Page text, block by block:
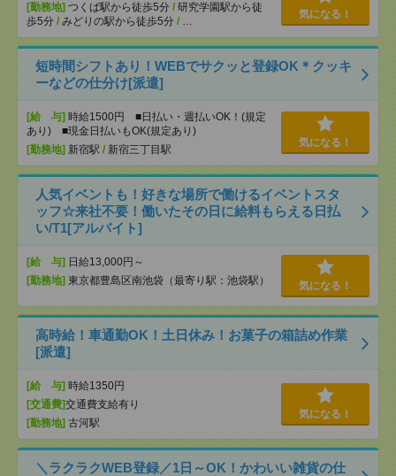
[勤務地] つくば駅から徒歩5分 / 研究学園駅から徒
歩5分 / みどりの駅から徒歩5分 / …
気になる！
短時間シフトあり！WEBでサクッと登録OK＊クッキ
ーなどの仕分け[派遣]
[給 与] 時給1500円 ■日払い・週払いOK！(規定
あり) ■現金日払いもOK(規定あり)
[勤務地] 新宿駅 / 新宿三丁目駅
気になる！
人気イベントも！好きな場所で働けるイベントスタ
ッフ☆来社不要！働いたその日に給料もらえる日払
い/T1[アルバイト]
[給 与] 日給13,000円～
[勤務地] 東京都豊島区南池袋（最寄り駅：池袋駅） 気になる！
高時給！車通勤OK！土日休み！お菓子の箱詰め作業
[派遣]
[給 与] 時給1350円
[交通費]交通費支給有り
[勤務地] 古河駅
気になる！
＼ラクラクWEB登録／1日～OK！かわいい雑貨の仕